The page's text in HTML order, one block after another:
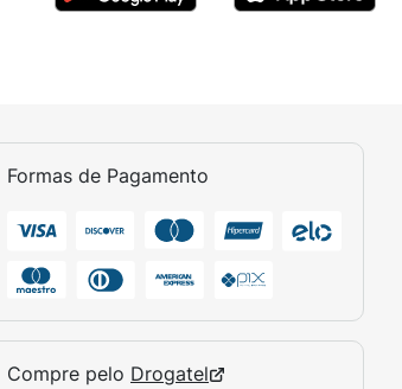
Formas de Pagamento
Compre pelo Drogatel